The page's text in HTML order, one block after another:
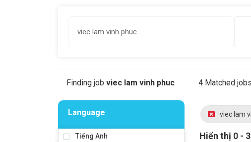
Finding job viec lam vinh phuc 4 Matched jobs
Language
Tiếng Anh
viec lam
Hiển thị 0 -